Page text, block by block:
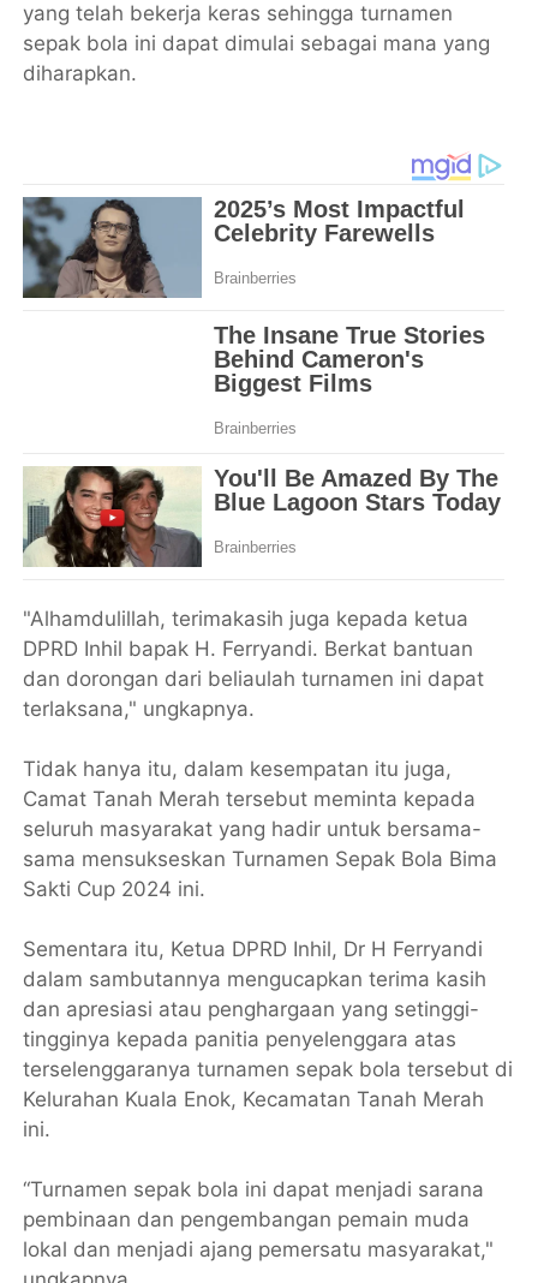
yang telah bekerja keras sehingga turnamen
sepak bola ini dapat dimulai sebagai mana yang
diharapkan.
"Alhamdulillah, terimakasih juga kepada ketua
DPRD Inhil bapak H. Ferryandi. Berkat bantuan
dan dorongan dari beliaulah turnamen ini dapat
terlaksana," ungkapnya.
Tidak hanya itu, dalam kesempatan itu juga,
Camat Tanah Merah tersebut meminta kepada
seluruh masyarakat yang hadir untuk bersama-
sama mensukseskan Turnamen Sepak Bola Bima
Sakti Cup 2024 ini.
Sementara itu, Ketua DPRD Inhil, Dr H Ferryandi
dalam sambutannya mengucapkan terima kasih
dan apresiasi atau penghargaan yang setinggi-
tingginya kepada panitia penyelenggara atas
terselenggaranya turnamen sepak bola tersebut di
Kelurahan Kuala Enok, Kecamatan Tanah Merah
ini.
“Turnamen sepak bola ini dapat menjadi sarana
pembinaan dan pengembangan pemain muda
lokal dan menjadi ajang pemersatu masyarakat,"